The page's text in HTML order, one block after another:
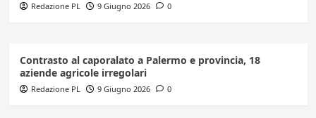
Redazione PL 9 Giugno 2026 0
Contrasto al caporalato a Palermo e provincia, 18
aziende agricole irregolari
Redazione PL 9 Giugno 2026 0